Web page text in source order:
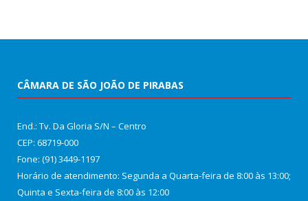
CÂMARA DE SÃO JOÃO DE PIRABAS
End.: Tv. Da Gloria S/N – Centro
CEP: 68719-000
Fone: (91) 3449-1197
Horário de atendimento: Segunda a Quarta-feira de 8:00 às 13:00;
Quinta e Sexta-feira de 8:00 às 12:00